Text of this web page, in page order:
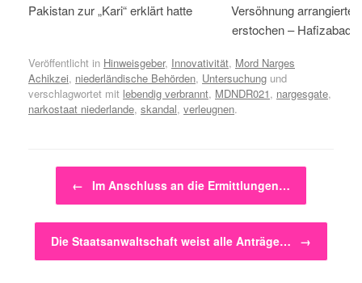
Pakistan zur „Kari“ erklärt hatte
Versöhnung
erstochen – Hafizabad,
Veröffentlicht in Hinweisgeber, Innovativität, Mord Narges
Achikzei, niederländische Behörden, Untersuchung und
verschlagwortet mit lebendig verbrannt, MDNDR021, nargesgate,
narkostaat niederlande, skandal, verleugnen.
← Im Anschluss an die Ermittlungen…
Die Staatsanwaltschaft weist alle Anträge… →